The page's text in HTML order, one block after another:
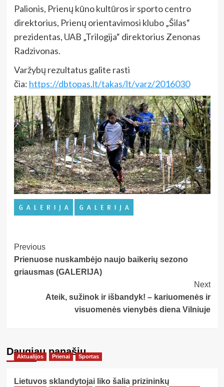
Palionis, Prienų kūno kultūros ir sporto centro
direktorius, Prienų orientavimosi klubo „Šilas“
prezidentas, UAB „Trilogija“ direktorius Zenonas
Radzivonas.
Varžybų rezultatus galite rasti
čia: https://dbtopas.lt/takas/lt/varz/2016030
Post
Navigation
Previous
Prienuose nuskambėjo naujo baikerių sezono
griausmas (GALERIJA)
Next
Ateik, sužinok ir išbandyk! – kariuomenės ir
visuomenės vienybės diena Vilniuje
Daugiau panašių…
Aktualijos Prienai Sportas
Lietuvos sklandytojai liko šalia prizininkų